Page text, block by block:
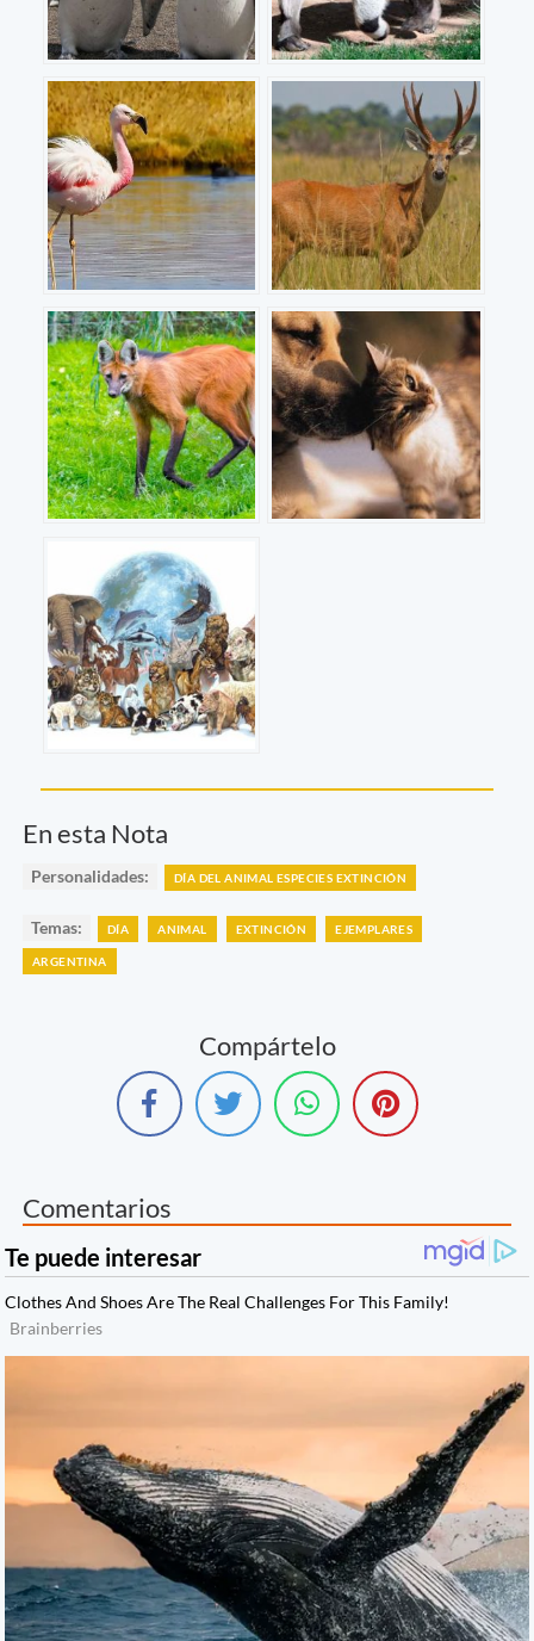
En esta Nota
Personalidades: DÍA DEL ANIMAL ESPECIES EXTINCIÓN
Temas: DÍA ANIMAL EXTINCIÓN EJEMPLARES
ARGENTINA
Compártelo
Comentarios